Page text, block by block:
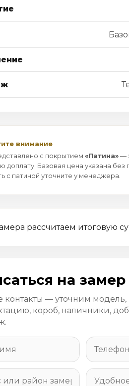
внимание
с покрытием«Патина»—
доплату. Базовая цена указана без
с патиной уточните у менеджера.
рассчитаем итоговую
на замер
контакты — уточним
короб, наличники,